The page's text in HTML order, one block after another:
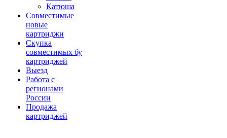
Катюша
Совместимые
новые
картриджи
Скупка
совместимых бу
картриджей
Выезд
Работа с
регионами
России
Продажа
картриджей